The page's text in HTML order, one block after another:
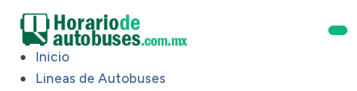
Inicio
Lineas de Autobuses